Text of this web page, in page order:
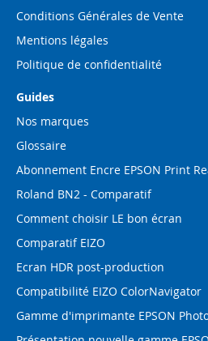
Conditions Générales de Vente
Mentions légales
Politique de confidentialité
Guides
Nos marques
Glossaire
Abonnement Encre EPSON Print
Roland BN2 - Comparatif
Comment choisir LE bon écran
Comparatif EIZO
Ecran HDR post-production
Compatibilité EIZO ColorNavigator
Gamme d'imprimante EPSON